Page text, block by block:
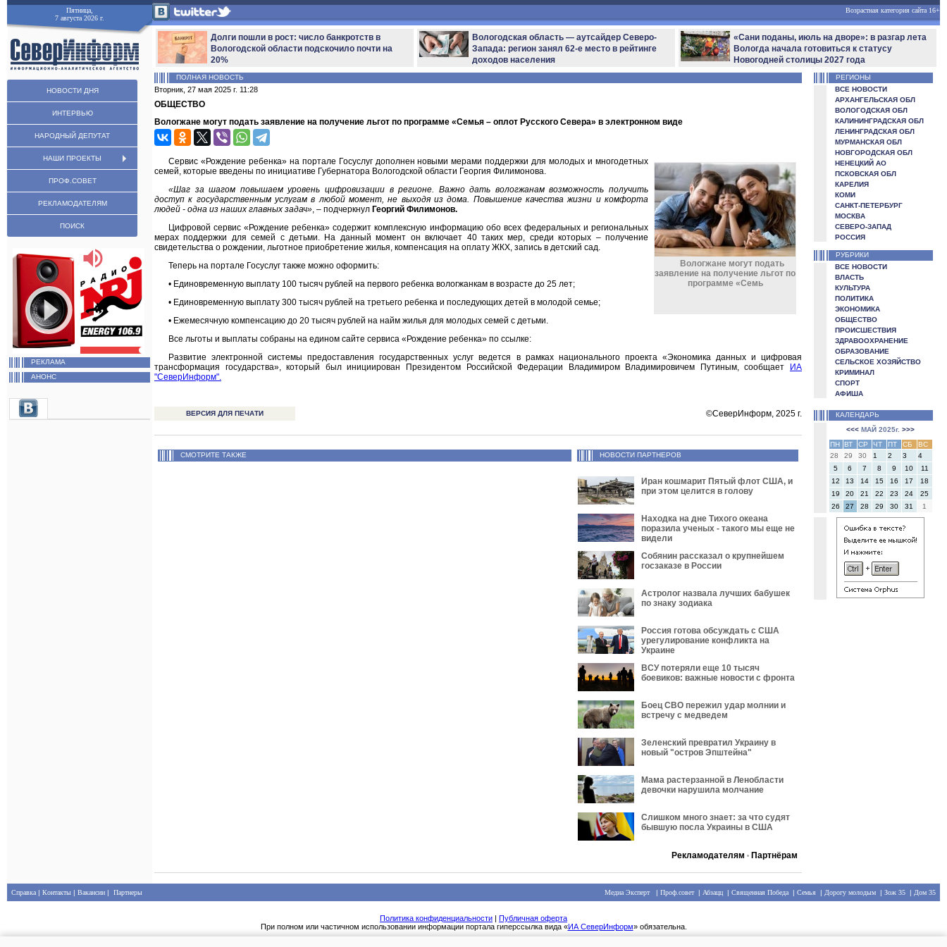
Пятница,
7 августа 2026 г.
НОВОСТИ ДНЯ
ИНТЕРВЬЮ
НАРОДНЫЙ ДЕПУТАТ
НАШИ ПРОЕКТЫ
ПРОФ.СОВЕТ
РЕКЛАМОДАТЕЛЯМ
ПОИСК
РЕКЛАМА
АНОНС
Возрастная категория сайта 16+
Долги пошли в рост: число банкротств в
Вологодской области подскочило почти на
20%
Вологодская область — аутсайдер Северо-
Запада: регион занял 62-е место в рейтинге
доходов населения
«Сани поданы, июль на дворе»: в разгар лета
Вологда начала готовиться к статусу
Новогодней столицы 2027 года
ПОЛНАЯ НОВОСТЬ
Вторник, 27 мая 2025 г. 11:28
ОБЩЕСТВО
Вологжане могут подать заявление на получение льгот по программе «Семья – оплот Русского Севера» в электронном виде
Вологжане могут подать
заявление на получение льгот по
программе «Семь
Сервис «Рождение ребенка» на портале Госуслуг дополнен новыми мерами поддержки для молодых и многодетных
семей, которые введены по инициативе Губернатора Вологодской области Георгия Филимонова.
«Шаг за шагом повышаем уровень цифровизации в регионе. Важно дать вологжанам возможность получить
доступ к государственным услугам в любой момент, не выходя из дома. Повышение качества жизни и комфорта
людей - одна из наших главных задач», – подчеркнул Георгий Филимонов.
Цифровой сервис «Рождение ребенка» содержит комплексную информацию обо всех федеральных и региональных
мерах поддержки для семей с детьми. На данный момент он включает 40 таких мер, среди которых – получение
свидетельства о рождении, льготное приобретение жилья, компенсация на оплату ЖКХ, запись в детский сад.
Теперь на портале Госуслуг также можно оформить:
• Единовременную выплату 100 тысяч рублей на первого ребенка вологжанкам в возрасте до 25 лет;
• Единовременную выплату 300 тысяч рублей на третьего ребенка и последующих детей в молодой семье;
• Ежемесячную компенсацию до 20 тысяч рублей на найм жилья для молодых семей с детьми.
Все льготы и выплаты собраны на едином сайте сервиса «Рождение ребенка» по ссылке:
Развитие электронной системы предоставления государственных услуг ведется в рамках национального проекта «Экономика данных и цифровая
трансформация государства», который был инициирован Президентом Российской Федерации Владимиром Владимировичем Путиным, сообщает
ИА
"СеверИнформ".
ВЕРСИЯ ДЛЯ ПЕЧАТИ ©СеверИнформ, 2025 г.
СМОТРИТЕ ТАКЖЕ НОВОСТИ ПАРТНЕРОВ
Иран кошмарит Пятый флот США, и
при этом целится в голову
Находка на дне Тихого океана
поразила ученых - такого мы еще не
видели
Собянин рассказал о крупнейшем
госзаказе в России
Астролог назвала лучших бабушек
по знаку зодиака
Россия готова обсуждать с США
урегулирование конфликта на
Украине
ВСУ потеряли еще 10 тысяч
боевиков: важные новости с фронта
Боец СВО пережил удар молнии и
встречу с медведем
Зеленский превратил Украину в
новый "остров Эпштейна"
Мама растерзанной в Ленобласти
девочки нарушила молчание
Слишком много знает: за что судят
бывшую посла Украины в США
Рекламодателям • Партнёрам
РЕГИОНЫ
ВСЕ НОВОСТИ
АРХАНГЕЛЬСКАЯ ОБЛ
ВОЛОГОДСКАЯ ОБЛ
КАЛИНИНГРАДСКАЯ ОБЛ
ЛЕНИНГРАДСКАЯ ОБЛ
МУРМАНСКАЯ ОБЛ
НОВГОРОДСКАЯ ОБЛ
НЕНЕЦКИЙ АО
ПСКОВСКАЯ ОБЛ
КАРЕЛИЯ
КОМИ
САНКТ-ПЕТЕРБУРГ
МОСКВА
СЕВЕРО-ЗАПАД
РОССИЯ
РУБРИКИ
ВСЕ НОВОСТИ
ВЛАСТЬ
КУЛЬТУРА
ПОЛИТИКА
ЭКОНОМИКА
ОБЩЕСТВО
ПРОИСШЕСТВИЯ
ЗДРАВООХРАНЕНИЕ
ОБРАЗОВАНИЕ
СЕЛЬСКОЕ ХОЗЯЙСТВО
КРИМИНАЛ
СПОРТ
АФИША
КАЛЕНДАРЬ
<<< МАЙ 2025г. >>>
ПН
ВТ СР ЧТ ПТ СБ
ВС
28
29 30 1 2 3
4
5
6 7 8 9 10
11
12
13 14 15 16 17
18
19
20 21 22 23 24
25
26
27 28 29 30 31 1
Справка | Контакты | Вакансии | Партнеры Медиа Эксперт| Проф.совет| Абзацц | Священная Победа | Семья | Дорогу молодым | Зож 35 | Дом 35
Политика конфиденциальности | Публичная оферта
При полном или частичном использовании информации портала гиперссылка вида «ИА СеверИнформ» обязательна.